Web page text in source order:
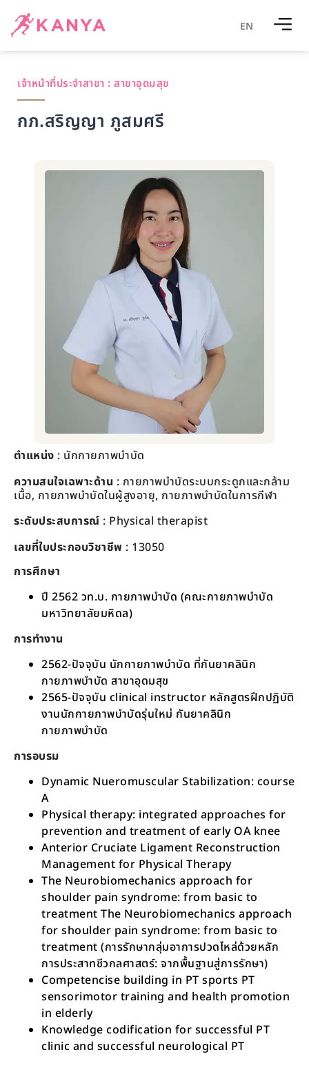
EN
เจ้าหน้าที่ประจำสาขา : สาขาอุดมสุข
กภ.สริญญา ภูสมศรี
ตำแหน่ง : นักกายภาพบำบัด
ความสนใจเฉพาะด้าน : กายภาพบำบัดระบบกระดูกและกล้าม
เนื้อ, กายภาพบำบัดในผู้สูงอายุ, กายภาพบำบัดในการกีฬา
ระดับประสบการณ์ : Physical therapist
เลขที่ใบประกอบวิชาชีพ : 13050
การศึกษา
ปี 2562 วท.บ. กายภาพบำบัด (คณะกายภาพบำบัด
มหาวิทยาลัยมหิดล)
การทำงาน
2562-ปัจจุบัน นักกายภาพบำบัด ที่กันยาคลินิก
กายภาพบำบัด สาขาอุดมสุข
2565-ปัจจุบัน clinical instructor หลักสูตรฝึกปฏิบัติ
งานนักกายภาพบำบัดรุ่นใหม่ กันยาคลินิก
กายภาพบำบัด
การอบรม
Dynamic Nueromuscular Stabilization: course
A
Physical therapy: integrated approaches for
prevention and treatment of early OA knee
Anterior Cruciate Ligament Reconstruction
Management for Physical Therapy
The Neurobiomechanics approach for
shoulder pain syndrome: from basic to
treatment The Neurobiomechanics approach
for shoulder pain syndrome: from basic to
treatment (การรักษากลุ่มอาการปวดไหล่ด้วยหลัก
การประสาทชีวกลศาสตร์: จากพื้นฐานสู่การรักษา)
Competencise building in PT sports PT
sensorimotor training and health promotion
in elderly
Knowledge codification for successful PT
clinic and successful neurological PT